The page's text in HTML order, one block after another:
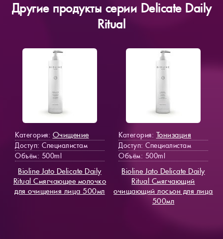
Другие продукты серии Delicate Daily
Ritual
Категория: Очищение
Доступ: Специалистам
Объём: 500ml
Bioline Jato Delicate Daily
Ritual Смягчающее молочко
для очищения лица 500мл
Категория: Тонизация
Доступ: Специалистам
Объём: 500ml
Bioline Jato Delicate Daily
Ritual Смягчающий
очищающий лосьон для лица
500мл